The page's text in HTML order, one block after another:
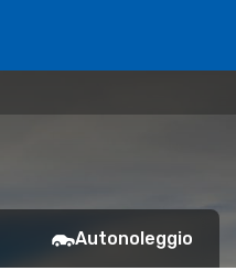
Autonoleggio